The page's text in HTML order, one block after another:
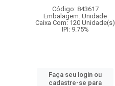
Código: 843617
Embalagem: Unidade
Caixa Com: 120 Unidade(s)
IPI: 9.75%
Faça seu login ou
cadastre-se para